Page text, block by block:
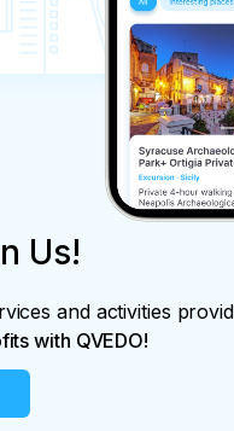
Us!
and activities
with QVEDO!